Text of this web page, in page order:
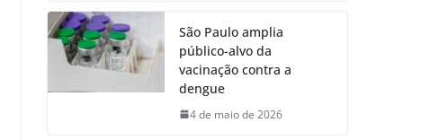
São Paulo amplia
público-alvo da
vacinação contra a
dengue
4 de maio de 2026